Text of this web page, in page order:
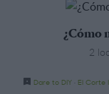
¿Cómo
2
Dare to DIY· El Corte